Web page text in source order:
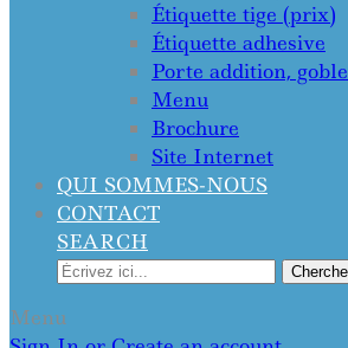
Étiquette tige (prix)
Étiquette adhesive
Porte addition,
Menu
Brochure
Site Internet
QUI SOMMES-NOUS
CONTACT
SEARCH
Menu